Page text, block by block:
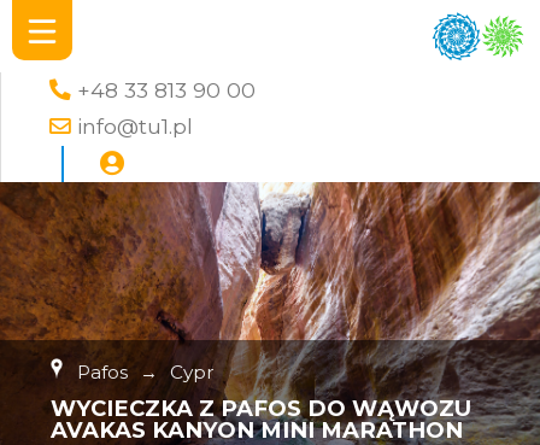
+48 33 813 90 00
info@tu1.pl
Pafos → Cypr
WYCIECZKA Z PAFOS DO WĄWOZU
AVAKAS KANYON MINI MARATHON